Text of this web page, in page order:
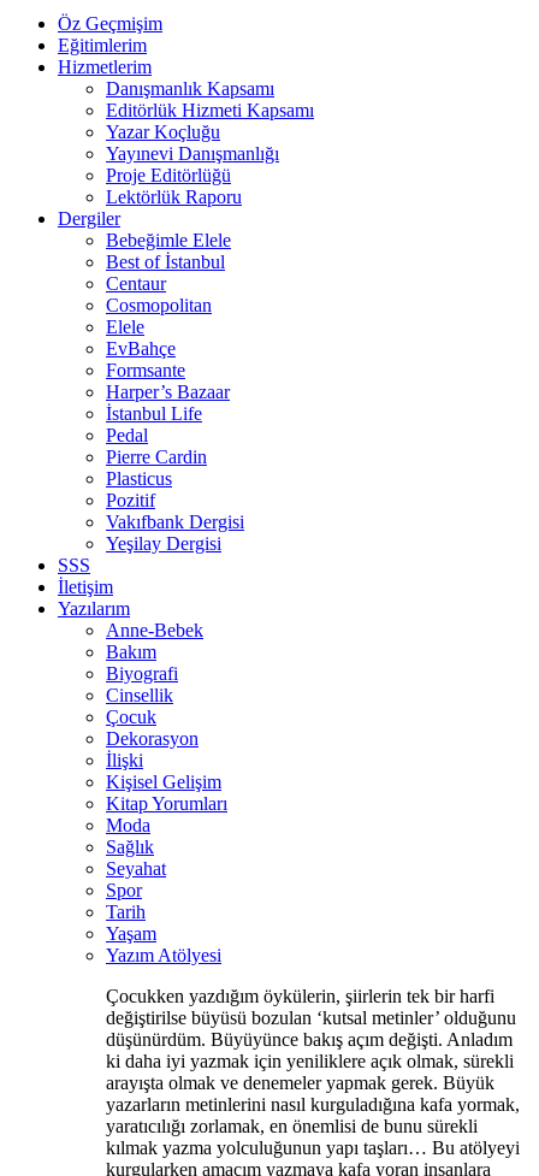
Öz Geçmişim
Eğitimlerim
Hizmetlerim
Danışmanlık Kapsamı
Editörlük Hizmeti Kapsamı
Yazar Koçluğu
Yayınevi Danışmanlığı
Proje Editörlüğü
Lektörlük Raporu
Dergiler
Bebeğimle Elele
Best of İstanbul
Centaur
Cosmopolitan
Elele
EvBahçe
Formsante
Harper’s Bazaar
İstanbul Life
Pedal
Pierre Cardin
Plasticus
Pozitif
Vakıfbank Dergisi
Yeşilay Dergisi
SSS
İletişim
Yazılarım
Anne-Bebek
Bakım
Biyografi
Cinsellik
Çocuk
Dekorasyon
İlişki
Kişisel Gelişim
Kitap Yorumları
Moda
Sağlık
Seyahat
Spor
Tarih
Yaşam
Yazım Atölyesi
Çocukken yazdığım öykülerin, şiirlerin tek bir harfi
değiştirilse büyüsü bozulan ‘kutsal metinler’ olduğunu
düşünürdüm. Büyüyünce bakış açım değişti. Anladım
ki daha iyi yazmak için yeniliklere açık olmak, sürekli
arayışta olmak ve denemeler yapmak gerek. Büyük
yazarların metinlerini nasıl kurguladığına kafa yormak,
yaratıcılığı zorlamak, en önemlisi de bunu sürekli
kılmak yazma yolculuğunun yapı taşları… Bu atölyeyi
kurgularken amacım yazmaya kafa yoran insanlara